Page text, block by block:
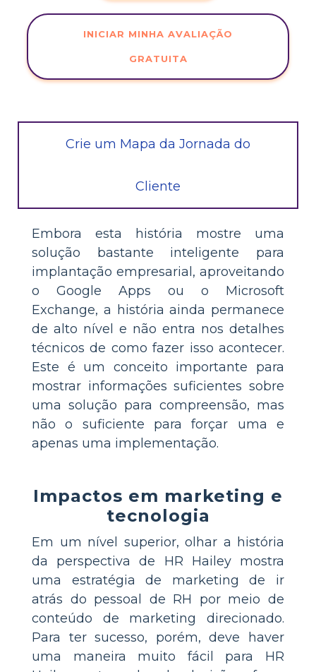
INICIAR MINHA AVALIAÇÃO
GRATUITA
Crie um Mapa da Jornada do
Cliente
Embora esta história mostre uma
solução bastante inteligente para
implantação empresarial, aproveitando
o Google Apps ou o Microsoft
Exchange, a história ainda permanece
de alto nível e não entra nos detalhes
técnicos de como fazer isso acontecer.
Este é um conceito importante para
mostrar informações suficientes sobre
uma solução para compreensão, mas
não o suficiente para forçar uma e
apenas uma implementação.
Impactos em marketing e
tecnologia
Em um nível superior, olhar a história
da perspectiva de HR Hailey mostra
uma estratégia de marketing de ir
atrás do pessoal de RH por meio de
conteúdo de marketing direcionado.
Para ter sucesso, porém, deve haver
uma maneira muito fácil para HR